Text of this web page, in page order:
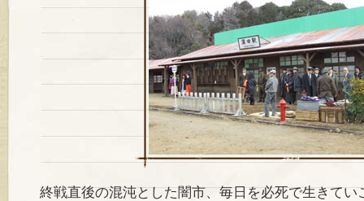
終戦直後の混沌とした闇市、毎日を必死で生きてい